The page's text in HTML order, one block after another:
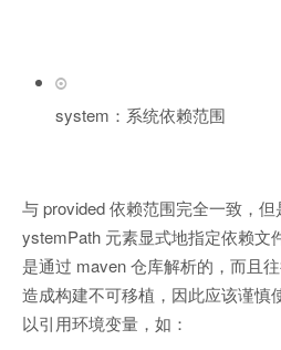
system：系统依赖范围
与 provided 依赖范围完全一致，
ystemPath 元素显式地指定依赖文
是通过 maven 仓库解析的，而且
造成构建不可移植，因此应该谨慎
以引用环境变量，如：